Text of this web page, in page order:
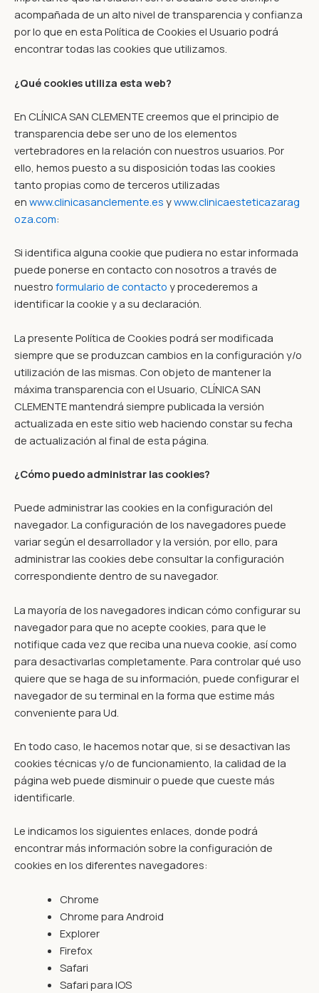
acompañada de un alto nivel de transparencia y confianza
por lo que en esta Política de Cookies el Usuario podrá
encontrar todas las cookies que utilizamos.
¿Qué cookies utiliza esta web?
En CLÍNICA SAN CLEMENTE creemos que el principio de
transparencia debe ser uno de los elementos
vertebradores en la relación con nuestros usuarios. Por
ello, hemos puesto a su disposición todas las cookies
tanto propias como de terceros utilizadas
en www.clinicasanclemente.es ywww.clinicaesteticazarag
oza.com:
Si identifica alguna cookie que pudiera no estar informada
puede ponerse en contacto con nosotros a través de
nuestro formulario de contacto y procederemos a
identificar la cookie y a su declaración.
La presente Política de Cookies podrá ser modificada
siempre que se produzcan cambios en la configuración y/o
utilización de las mismas. Con objeto de mantener la
máxima transparencia con el Usuario, CLÍNICA SAN
CLEMENTE mantendrá siempre publicada la versión
actualizada en este sitio web haciendo constar su fecha
de actualización al final de esta página.
¿Cómo puedo administrar las cookies?
Puede administrar las cookies en la configuración del
navegador. La configuración de los navegadores puede
variar según el desarrollador y la versión, por ello, para
administrar las cookies debe consultar la configuración
correspondiente dentro de su navegador.
La mayoría de los navegadores indican cómo configurar su
navegador para que no acepte cookies, para que le
notifique cada vez que reciba una nueva cookie, así como
para desactivarlas completamente. Para controlar qué uso
quiere que se haga de su información, puede configurar el
navegador de su terminal en la forma que estime más
conveniente para Ud.
En todo caso, le hacemos notar que, si se desactivan las
cookies técnicas y/o de funcionamiento, la calidad de la
página web puede disminuir o puede que cueste más
identificarle.
Le indicamos los siguientes enlaces, donde podrá
encontrar más información sobre la configuración de
cookies en los diferentes navegadores:
Chrome
Chrome para Android
Explorer
Firefox
Safari
Safari para IOS